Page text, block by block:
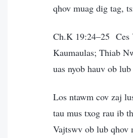
qhov muag dig tag,
Ch.K 19:24–25 Ces
Kaumaulas; Thiab
uas nyob hauv ob
Los ntawm cov zaj
tau mus txog rau ib
Vajtswv ob lub qhov